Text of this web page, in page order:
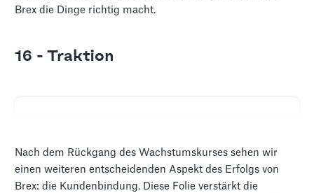
Brex die Dinge richtig macht.
16 - Traktion
Nach dem Rückgang des Wachstumskurses sehen wir
einen weiteren entscheidenden Aspekt des Erfolgs von
Brex: die Kundenbindung. Diese Folie verstärkt die